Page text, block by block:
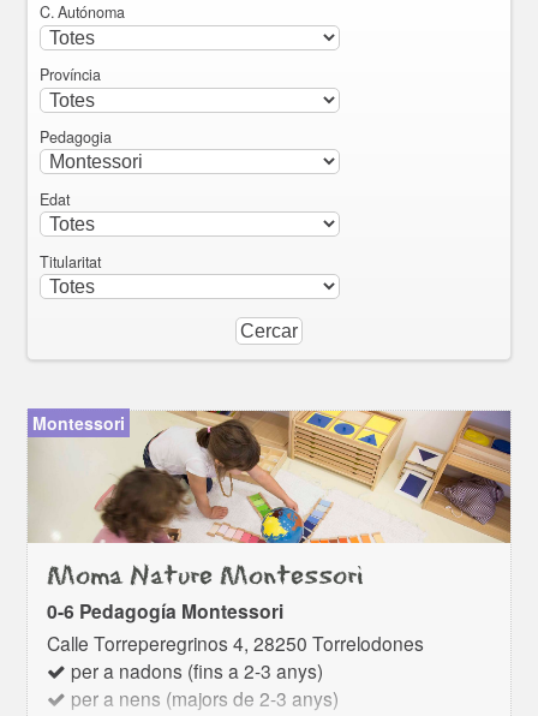
C. Autónoma
Província
Pedagogia
Edat
Titularitat
Montessori
Moma Nature Montessori
0-6 Pedagogía Montessori
Calle Torreperegrinos 4, 28250 Torrelodones
per a nadons (fins a 2-3 anys)
per a nens (majors de 2-3 anys)